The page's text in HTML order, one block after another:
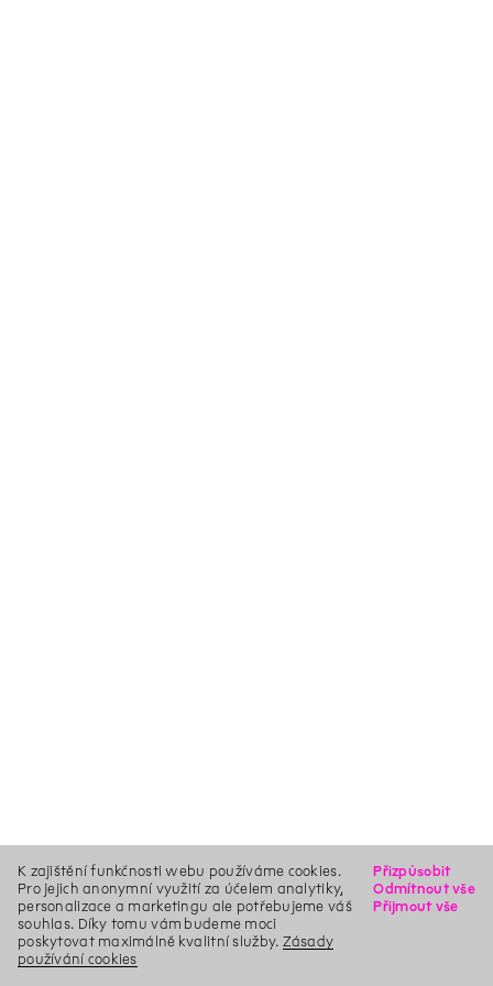
K zajištění funkčnosti webu používáme cookies.
Pro jejich anonymní využití za účelem analytiky,
personalizace a marketingu ale potřebujeme váš
souhlas. Díky tomu vám budeme moci
poskytovat maximálně kvalitní služby. Zásady
používání cookies
Přizpůsobit
Odmítnout vše
Přijmout vše